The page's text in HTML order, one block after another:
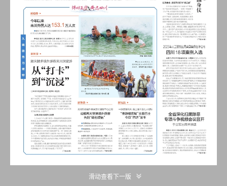
滑动查看下一版